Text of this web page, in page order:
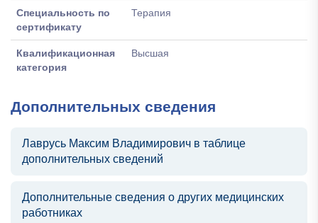
Специальность по
сертификату
Терапия
Квалификационная
категория
Высшая
Дополнительных сведения
Лаврусь Максим Владимирович в таблице
дополнительных сведений
Дополнительные сведения о других медицинских
работниках